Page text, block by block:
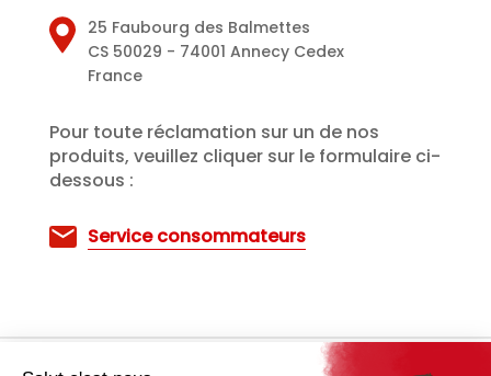
25 Faubourg des Balmettes
CS 50029 - 74001 Annecy Cedex
France
Pour toute réclamation sur un de nos
produits, veuillez cliquer sur le formulaire ci-
dessous :
Service consommateurs